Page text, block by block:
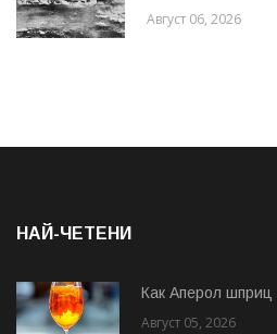
Август 06, 2026
НАЙ-ЧЕТЕНИ
Как Аперол шприц
Август 05, 2026